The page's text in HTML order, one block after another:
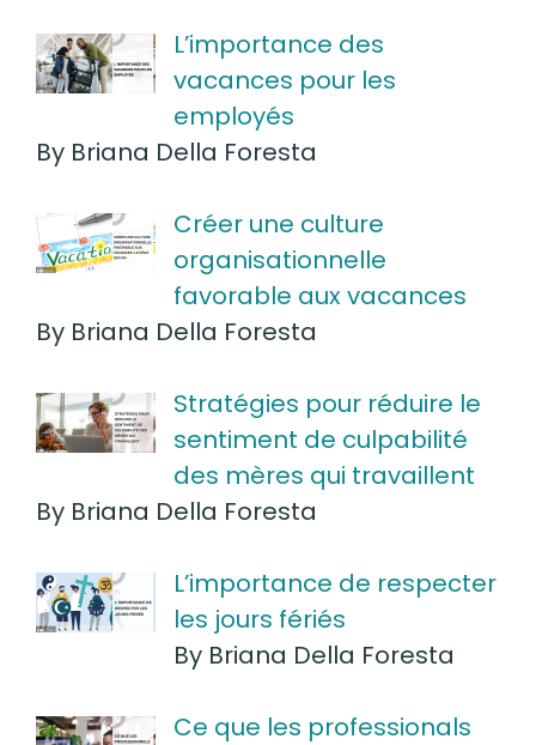
L’importance des
vacances pour les
employés
By Briana Della Foresta
Créer une culture
organisationnelle
favorable aux vacances
By Briana Della Foresta
Stratégies pour réduire le
sentiment de culpabilité
des mères qui travaillent
By Briana Della Foresta
L’importance de respecter
les jours fériés
By Briana Della Foresta
Ce que les professionals